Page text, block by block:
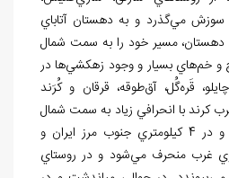
سوزش ميگذرد و به دهستان آتاباي
دهستان، مسير خود را به سمت شمال
و خمهاي بسيار و وجود زهکشيها در
قَرهگُل، آقطوقه، قرقان و كُرَند
غرب كرند با انحرافي زياد به سمت شمال
دهد و در 4 كيلومتري جنوب مرز ايران و
غرب منحرف ميشود و در روستاي